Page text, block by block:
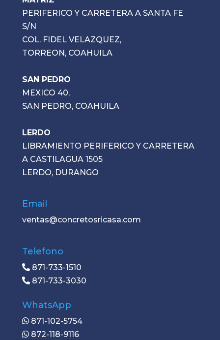
PERIFERICO Y CARRETERA A SANTA FE
S/N
COL. FIDEL VELAZQUEZ,
TORREON, COAHUILA
SAN PEDRO
MEXICO 40,
SAN PEDRO, COAHUILA
LERDO
LIBRAMIENTO PERIFERICO Y CARRETERA
A CASTILAGUA 1505
LERDO, DURANGO
Email
ventas@concretosricasa.com
Telefono
871-733-1510
871-733-3030
WhatsApp
871-102-5754
872-118-9116